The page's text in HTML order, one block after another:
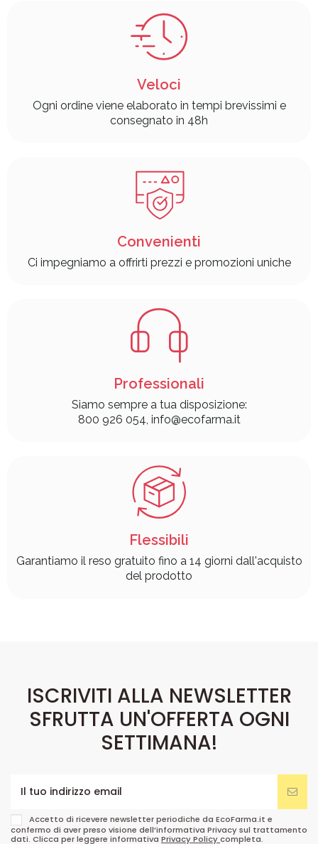
Veloci
Ogni ordine viene elaborato in tempi brevissimi e
consegnato in 48h
Convenienti
Ci impegniamo a offrirti prezzi e promozioni uniche
Professionali
Siamo sempre a tua disposizione:
800 926 054, info@ecofarma.it
Flessibili
Garantiamo il reso gratuito fino a 14 giorni dall'acquisto
del prodotto
ISCRIVITI ALLA NEWSLETTER
SFRUTTA UN'OFFERTA OGNI
SETTIMANA!
Accetto di ricevere newsletter periodiche da EcoFarma.it e
confermo di aver preso visione dell’informativa Privacy sul trattamento
dati. Clicca per leggere informativa Privacy Policycompleta.